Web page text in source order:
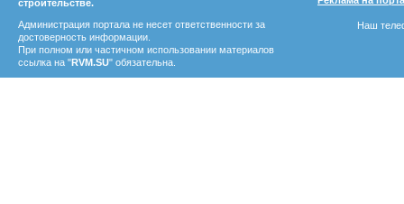
строительстве.
Администрация портала не несет ответственности за
достоверность информации.
При полном или частичном использовании материалов
ссылка на "RVM.SU" обязательна.
Наш